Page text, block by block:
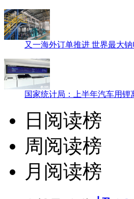
又一海外订单推进 世界最大
国家统计局：上半年汽车用锂
日阅读榜
周阅读榜
月阅读榜